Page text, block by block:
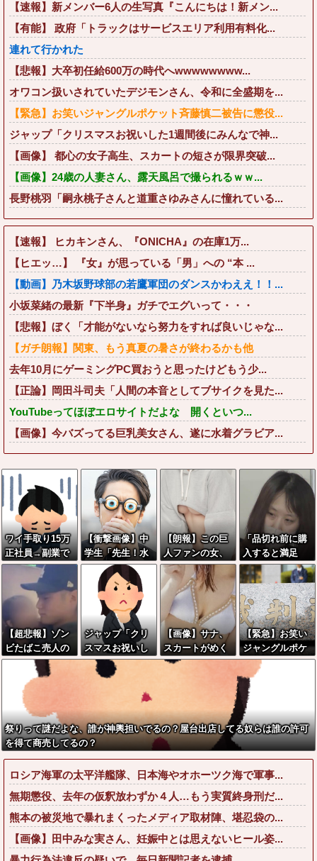
【速報】新メンバー6人の生写真『こんにちは！新メン...
【有能】 政府「トラックはサービスエリア利用有料化...
連れて行かれた
【悲報】大卒初任給600万の時代へwwwwwwww...
オワコン扱いされていたデジモンさん、令和に全盛期を...
【緊急】お笑いジャングルポケット斉藤慎二被告に懲役...
ジャップ「クリスマスお祝いした1週間後にみんなで神...
【画像】 都心の女子高生、スカートの短さが限界突破...
【画像】24歳の人妻さん、露天風呂で撮られるｗｗ...
長野桃羽「嗣永桃子さんと道重さゆみさんに憧れている...
【速報】 ヒカキンさん、『ONICHA』の在庫1万...
【ヒエッ…】 『女』が思っている「男」への “本 ...
【動画】乃木坂野球部の若鷹軍団のダンスかわええ！！...
小坂菜緒の最新『下半身』ガチでエグいって・・・
【悲報】ぼく「才能がないなら努力をすれば良いじゃな...
【ガチ朗報】関東、もう真夏の暑さが終わるかも他
去年10月にゲーミングPC買おうと思ったけどもう少...
【正論】岡田斗司夫「人間の本音としてブサイクを見た...
YouTubeってほぼエロサイトだよな 開くといつ...
【画像】今バズってる巨乳美女さん、遂に水着グラビア...
ワイ手取り15万
正社員→副業で
ウーバーやって
るんやが金がな
い
【衝撃画像】中
学生「先生！水
泳で水着になる
のイヤです！」
先生「分かっ
た」→結果まさ
かの『こう』な
ってしまうw w
w w w w w
【朗報】この巨
人ファンの女、
顔がえっちすぎ
てしまうwwww
「品切れ前に購
入すると満足
感」大量注文キ
ャンセルで集英
社の損失43億
円 業務を妨害
した疑いで32歳
女を逮捕
【超悲報】ゾン
ビたばこ売人の
「アテンド飲み
会」で広島カー
プ田村俊介がセ
クシー女優と寸
止めキスｗｗｗ
ジャップ「クリ
スマスお祝いし
た1週間後にみん
なで神社行きま
【画像】サナ、
スカートがめく
れえっちなショ
【緊急】お笑い
ジャングルポケ
ット斉藤慎二被
告に懲役7年の求
刑←これ…
祭りって謎だよな、誰が神輿担いでるの？屋台出店してる奴らは誰の許可
を得て商売してるの？
ロシア海軍の太平洋艦隊、日本海やオホーツク海で軍事...
無期懲役、去年の仮釈放わずか４人…もう実質終身刑だ...
熊本の被災地で暴れまくったメディア取材陣、堪忍袋の...
【画像】田中みな実さん、妊娠中とは思えないヒール姿...